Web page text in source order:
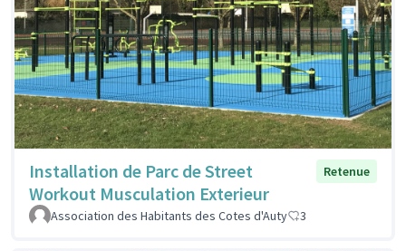
Installation de Parc de Street
Workout Musculation Exterieur
Retenue
Association des Habitants des Cotes d'Auty 3